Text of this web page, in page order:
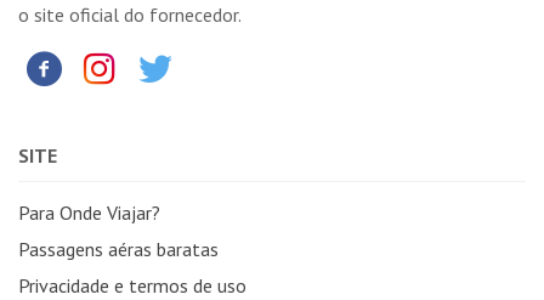
o site oficial do fornecedor.
SITE
Para Onde Viajar?
Passagens aéras baratas
Privacidade e termos de uso